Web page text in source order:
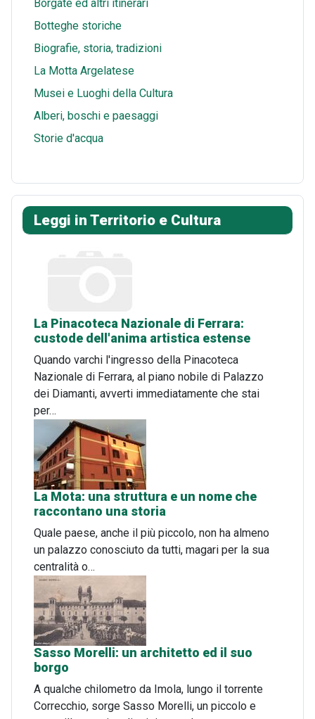
Borgate ed altri itinerari
Botteghe storiche
Biografie, storia, tradizioni
La Motta Argelatese
Musei e Luoghi della Cultura
Alberi, boschi e paesaggi
Storie d'acqua
Leggi in Territorio e Cultura
La Pinacoteca Nazionale di Ferrara:
custode dell'anima artistica estense
Quando varchi l'ingresso della Pinacoteca
Nazionale di Ferrara, al piano nobile di Palazzo
dei Diamanti, avverti immediatamente che stai
per…
La Mota: una struttura e un nome che
raccontano una storia
Quale paese, anche il più piccolo, non ha almeno
un palazzo conosciuto da tutti, magari per la sua
centralità o…
Sasso Morelli: un architetto ed il suo
borgo
A qualche chilometro da Imola, lungo il torrente
Correcchio, sorge Sasso Morelli, un piccolo e